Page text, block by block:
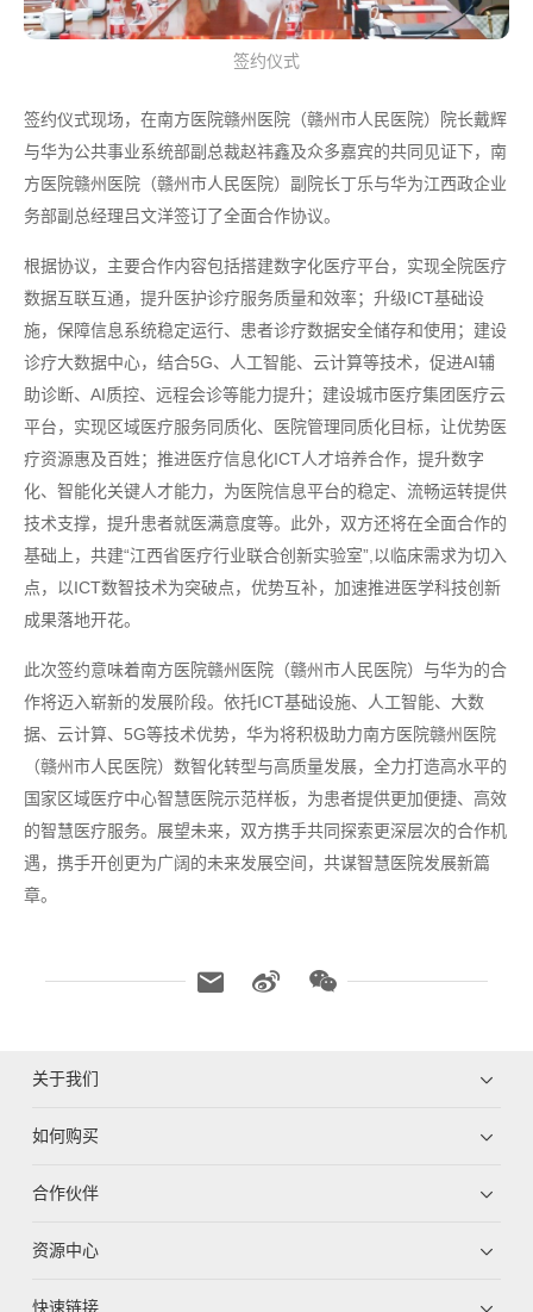
签约仪式
签约仪式现场，在南方医院赣州医院（赣州市人民医院）院长戴辉
与华为公共事业系统部副总裁赵祎鑫及众多嘉宾的共同见证下，南
方医院赣州医院（赣州市人民医院）副院长丁乐与华为江西政企业
务部副总经理吕文洋签订了全面合作协议。
根据协议，主要合作内容包括搭建数字化医疗平台，实现全院医疗
数据互联互通，提升医护诊疗服务质量和效率；升级ICT基础设
施，保障信息系统稳定运行、患者诊疗数据安全储存和使用；建设
诊疗大数据中心，结合5G、人工智能、云计算等技术，促进AI辅
助诊断、AI质控、远程会诊等能力提升；建设城市医疗集团医疗云
平台，实现区域医疗服务同质化、医院管理同质化目标，让优势医
疗资源惠及百姓；推进医疗信息化ICT人才培养合作，提升数字
化、智能化关键人才能力，为医院信息平台的稳定、流畅运转提供
技术支撑，提升患者就医满意度等。此外，双方还将在全面合作的
基础上，共建“江西省医疗行业联合创新实验室”,以临床需求为切入
点，以ICT数智技术为突破点，优势互补，加速推进医学科技创新
成果落地开花。
此次签约意味着南方医院赣州医院（赣州市人民医院）与华为的合
作将迈入崭新的发展阶段。依托ICT基础设施、人工智能、大数
据、云计算、5G等技术优势，华为将积极助力南方医院赣州医院
（赣州市人民医院）数智化转型与高质量发展，全力打造高水平的
国家区域医疗中心智慧医院示范样板，为患者提供更加便捷、高效
的智慧医疗服务。展望未来，双方携手共同探索更深层次的合作机
遇，携手开创更为广阔的未来发展空间，共谋智慧医院发展新篇
章。
关于我们
如何购买
合作伙伴
资源中心
快速链接